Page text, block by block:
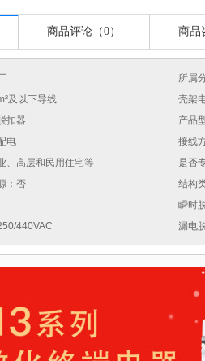
商品评论（0） 商品
所属
及以下导线
壳架
扣器
产品
电
接线
、高层和民用住宅等
是否
：否
结构
瞬时
440VAC
漏电